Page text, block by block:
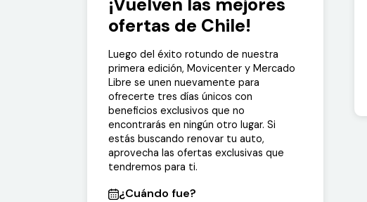
ofertas de Chile!
Luego del éxito rotundo de nuestra
primera edición, Movicenter y Mercado
Libre se unen nuevamente para
ofrecerte tres días únicos con
beneficios exclusivos que no
encontrarás en ningún otro lugar. Si
estás buscando renovar tu auto,
aprovecha las ofertas exclusivas que
tendremos para ti.
¿Cuándo fue?